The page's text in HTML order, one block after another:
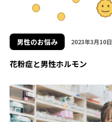
男性のお悩み 2023年3月10日
花粉症と男性ホルモン